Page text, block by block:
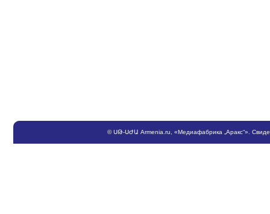
©ՍԹ-ՍԺԱ Armenia.ru , «Медиафабрика „Аракс“».